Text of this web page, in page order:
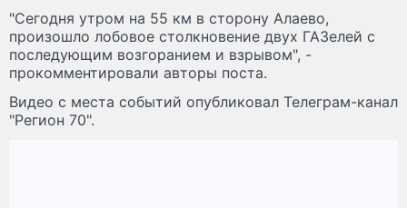
"Сегодня утром на 55 км в сторону Алаево,
произошло лобовое столкновение двух ГАЗелей с
последующим возгоранием и взрывом", -
прокомментировали авторы поста.
Видео с места событий опубликовал Телеграм-канал
"Регион 70".